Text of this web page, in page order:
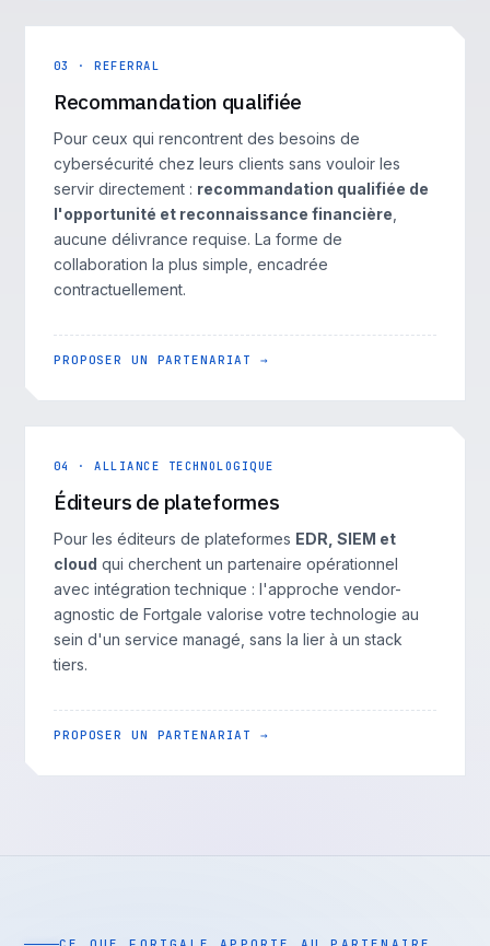
03 · REFERRAL
Recommandation qualifiée
Pour ceux qui rencontrent des besoins de
cybersécurité chez leurs clients sans vouloir les
servir directement : recommandation qualifiée de
l'opportunité et reconnaissance financière
aucune délivrance requise. La forme de
collaboration la plus simple, encadrée
contractuellement.
PROPOSER UN PARTENARIAT →
04 · ALLIANCE TECHNOLOGIQUE
Éditeurs de plateformes
Pour les éditeurs de plateformes EDR, SIEM et
cloud qui cherchent un partenaire opérationnel
avec intégration technique : l'approche vendor-
agnostic de Fortgale valorise votre technologie au
sein d'un service managé, sans la lier à un stack
tiers.
PROPOSER UN PARTENARIAT →